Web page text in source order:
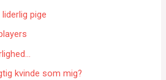
pige
kvinde som mig?